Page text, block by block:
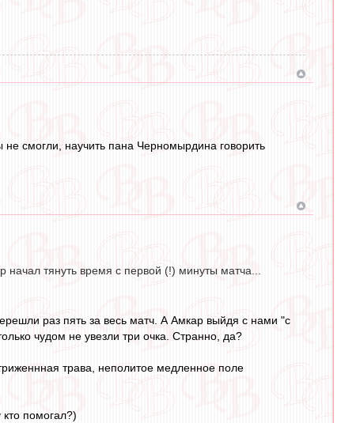
не смогли, научить пана Черномырдина говорить
тянуть время с первой (!) минуты матча...
раз пять за весь матч. А Амкар выйдя с нами "с
чудом не увезли три очка. Странно, да?
трава, неполитое медленное поле
помогал?)